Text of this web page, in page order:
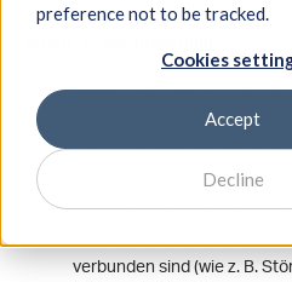
preference not to be tracked.
Cookies
Accept
Decline
Nachrichten
IBS Precision Engineering
durch unrichtige oder
der Website entstehen,
Probleme entstehen, die
Informationen über das
mit der Verbreitung von
verbunden sind (wie z. B.